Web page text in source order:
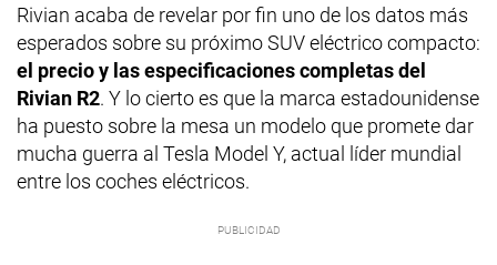
Rivian acaba de revelar por fin uno de los datos más
esperados sobre su próximo SUV eléctrico compacto:
el precio y las especificaciones completas del
Rivian R2. Y lo cierto es que la marca estadounidense
ha puesto sobre la mesa un modelo que promete dar
mucha guerra al Tesla Model Y, actual líder mundial
entre los coches eléctricos.